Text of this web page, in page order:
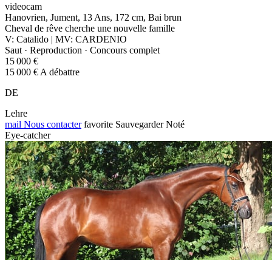
videocam
Hanovrien, Jument, 13 Ans, 172 cm, Bai brun
Cheval de rêve cherche une nouvelle famille
V: Catalido | MV: CARDENIO
Saut · Reproduction · Concours complet
15 000 €
15 000 € A débattre
DE
Lehre
mail Nous contacter favorite Sauvegarder Noté
Eye-catcher